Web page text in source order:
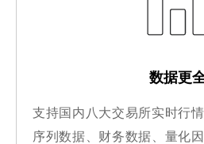
数据更
支持国内八大交易所实时行
序列数据、财务数据、量化